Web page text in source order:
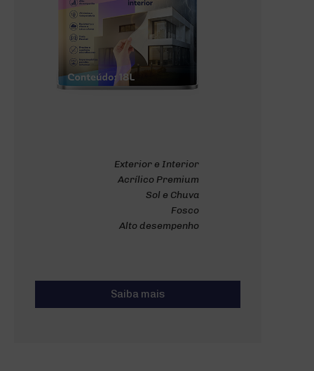
Exterior e Interior
Acrílico Premium
Sol e Chuva
Fosco
Alto desempenho
Saiba mais